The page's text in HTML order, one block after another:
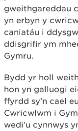
gweithgareddau
yn erbyn y
caniatáu i
ddisgrifir ym
Gymru.
Bydd yr holl
hon yn galluogi
ffyrdd sy’n cael
Cwricwlwm i
wedi’u cynnwys